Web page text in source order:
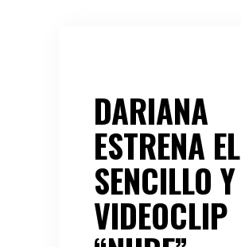
DARIANA
ESTRENA EL
SENCILLO Y
VIDEOCLIP